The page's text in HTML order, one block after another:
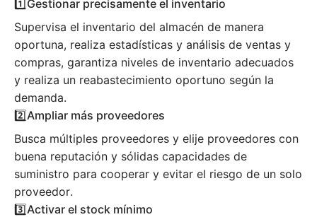
1️⃣Gestionar precisamente el inventario
Supervisa el inventario del almacén de manera
oportuna, realiza estadísticas y análisis de ventas y
compras, garantiza niveles de inventario adecuados
y realiza un reabastecimiento oportuno según la
demanda.
2️⃣Ampliar más proveedores
Busca múltiples proveedores y elije proveedores con
buena reputación y sólidas capacidades de
suministro para cooperar y evitar el riesgo de un solo
proveedor.
3️⃣Activar el stock mínimo